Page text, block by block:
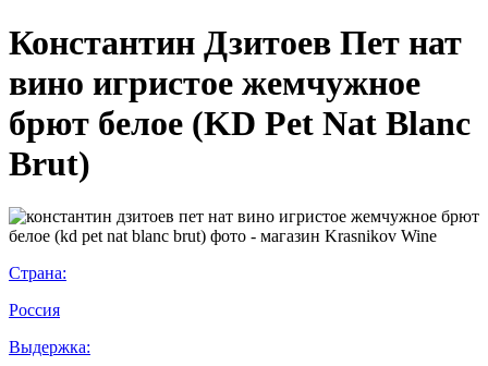
Константин Дзитоев Пет нат
вино игристое жемчужное
брют белое (KD Pet Nat Blanc
Brut)
Страна:
Россия
Выдержка: